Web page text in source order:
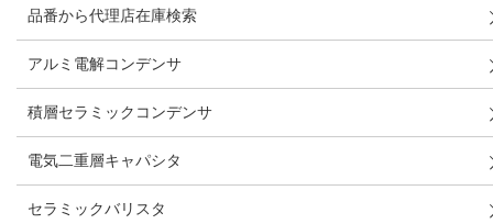
品番から代理店在庫検索
アルミ電解コンデンサ
積層セラミックコンデンサ
電気二重層キャパシタ
セラミックバリスタ